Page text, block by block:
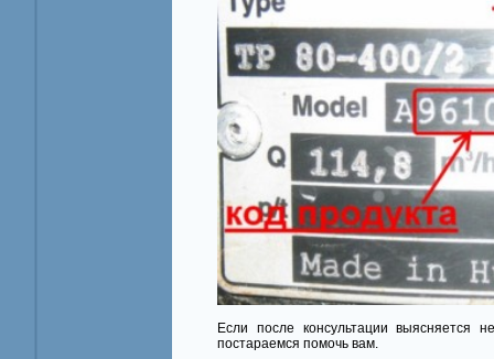
Если после консультации выясняется
постараемся помочь вам.